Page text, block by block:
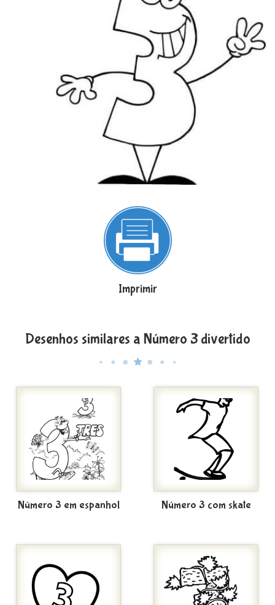
Imprimir
Desenhos similares a Número 3 divertido
Número 3 em espanhol Número 3 com skate